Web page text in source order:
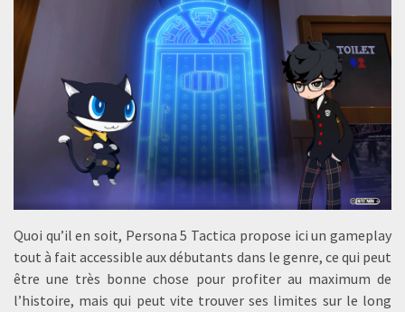
Quoi qu’il en soit, Persona 5 Tactica propose ici un gameplay
tout à fait accessible aux débutants dans le genre, ce qui peut
être une très bonne chose pour profiter au maximum de
l’histoire, mais qui peut vite trouver ses limites sur le long